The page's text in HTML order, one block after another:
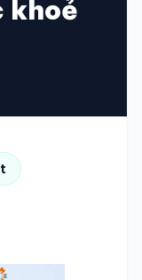
đăng ký.
khoẻ